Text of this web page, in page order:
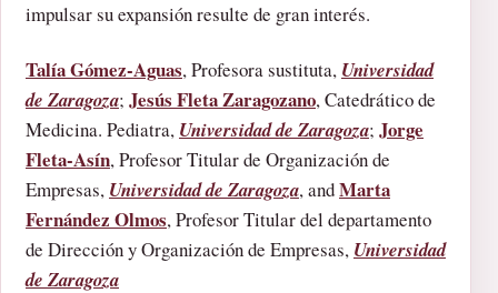
impulsar su expansión resulte de gran interés.
Talía Gómez-Aguas, Profesora sustituta, Universidad
de Zaragoza; Jesús Fleta Zaragozano, Catedrático de
Medicina. Pediatra, Universidad de Zaragoza; Jorge
Fleta-Asín, Profesor Titular de Organización de
Empresas, Universidad de Zaragoza, andMarta
Fernández Olmos, Profesor Titular del departamento
de Dirección y Organización de Empresas, Universidad
de Zaragoza